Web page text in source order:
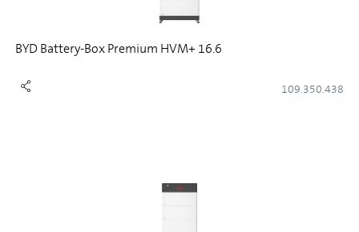
BYD Battery-Box Premium HVM+ 16.6
109.350.438